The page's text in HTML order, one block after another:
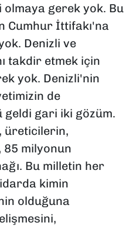
gerek yok. Bu
Cumhur İttifakı'na
Denizli ve
takdir etmek için
yok. Denizli'nin
de
geldi gari iki gözüm.
üreticilerin,
85 milyonun
Bu milletin her
kimin
olduğuna